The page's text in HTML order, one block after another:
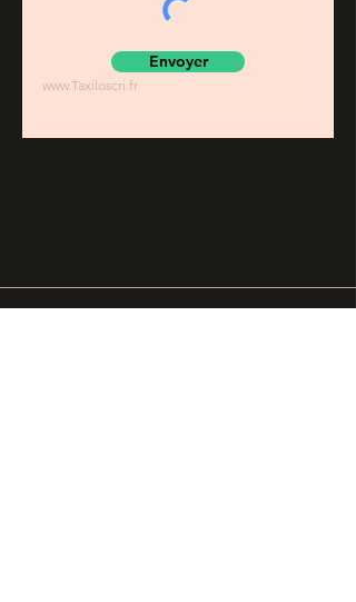
Envoyer
www.Taxiloscri.fr